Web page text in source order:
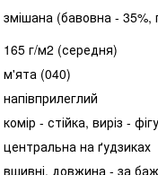
змішана (бавовна - 35%,
165 г/м2 (середня)
м'ята (040)
напівприлеглий
комір - стійка, виріз -
центральна на ґудзиках
вшивні, довжина - за